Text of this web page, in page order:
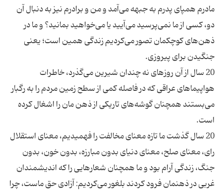
مادرم همپای پدرم به جبهه می‌آمد و من و برادرم نیز به دنبال آن
دو، کسی از ما نمی‌پرسید می‌آیید یا می‌خواهید بمانید؟ و ما در
ذهن‌های کوچکمان تصور می‌کردیم زندگی همین است؛ یعنی
20 سال از آن روزهای نه چندان شیرین می‌گذرد، خاطرات
هواپیماهای عراقی که در فاصله کمی از سطح زمین مردم را به رگبار
می‌بستند همچنان گوشه‌های تاریکی از ذهن مان را اشغال کرده
20 سال گذشت ما تازه معنای مخالفت را فهمیدیم، معنای استقلال
رای، معنای صلح، معنای دنیای بدون مبارزه، بدون خون، بدون
جنگ، زندگی آرام بود و ما همچنان شعارهایی را که اندیشمندان
غربی در ذهنمان فرود کردند بلغور می‌کردیم: آزادی حق ماست، چرا